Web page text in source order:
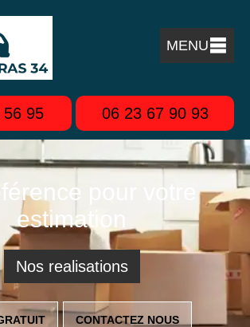
MENU
56 95 06 23 67 90 93
pour votre
estimation
Nos realisations
CONTACTEZ NOUS